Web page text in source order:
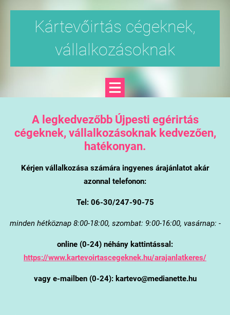
Kártevőirtás cégeknek,
vállalkozásoknak
A legkedvezőbb Újpesti egérirtás
cégeknek, vállalkozásoknak kedvezően,
hatékonyan.
Kérjen vállalkozása számára ingyenes árajánlatot akár
azonnal telefonon:
Tel: 06-30/247-90-75
minden hétköznap 8:00-18:00, szombat: 9:00-16:00, vasárnap: -
online (0-24) néhány kattintással:
https://www.kartevoirtascegeknek.hu/arajanlatkeres/
vagy e-mailben (0-24): kartevo@medianette.hu